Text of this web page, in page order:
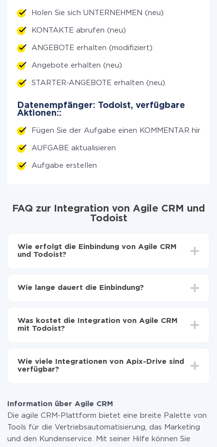
Holen Sie sich UNTERNEHMEN (neu)
KONTAKTE abrufen (neu)
ANGEBOTE erhalten (modifiziert)
Angebote erhalten (neu)
STARTER-ANGEBOTE erhalten (neu)
Datenempfänger: Todoist, verfügbare
Aktionen::
Fügen Sie der Aufgabe einen KOMMENTAR hinzu
AUFGABE aktualisieren
Aufgabe erstellen
FAQ zur Integration von Agile CRM und
Todoist
Wie erfolgt die Einbindung von Agile CRM
und Todoist?
zu übertragen
CRM auf Todoist übertragen
Wie lange dauert die Einbindung?
Im Durchschnitt dauert es 10-15 Minuten.
Was kostet die Integration von Agile CRM
mit Todoist?
zahlen nur für die Datenmenge, die über unseren
Service von einem System auf ein anderes übertragen
Weitere Informationen zu Tarifen
Wie viele Integrationen von Apix-Drive sind
verfügbar?
Information über Agile CRM
Die agile CRM-Plattform bietet eine breite Palette von
Tools für die Vertriebsautomatisierung, das Marketing
und den Kundenservice. Mit seiner Hilfe können Sie